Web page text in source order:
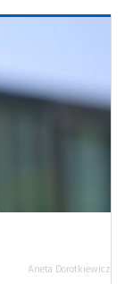
Aneta Dorotkiewicz